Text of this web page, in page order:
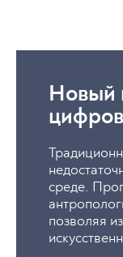
Новый
среде.
позволяя